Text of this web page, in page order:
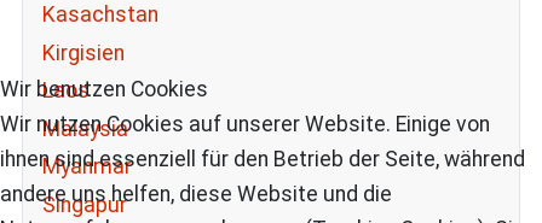
Kasachstan
Kirgisien
Laos
Malaysia
Myanmar
Singapur
Wir benutzen Cookies
Wir nutzen Cookies auf unserer Website. Einige von
ihnen sind essenziell für den Betrieb der Seite, während
andere uns helfen, diese Website und die